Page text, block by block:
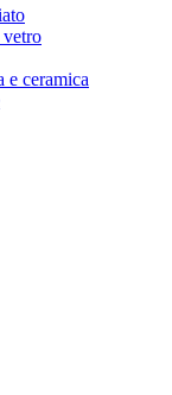
vetro
e ceramica